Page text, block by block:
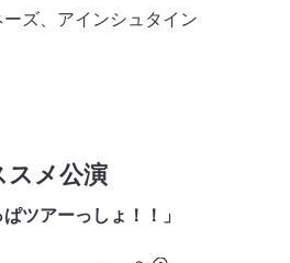
ズ、アインシュタイン
スメ公演
ツアーっしょ！！」